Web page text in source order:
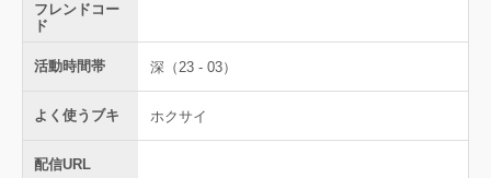
フレンドコー
ド
活動時間帯 深（23 - 03）
よく使うブキ ホクサイ
配信URL